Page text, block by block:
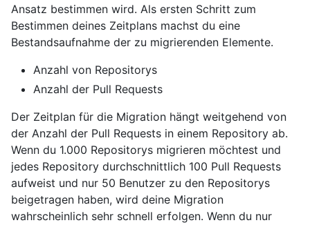
Ansatz bestimmen wird. Als ersten Schritt zum
Bestimmen deines Zeitplans machst du eine
Bestandsaufnahme der zu migrierenden Elemente.
Anzahl von Repositorys
Anzahl der Pull Requests
Der Zeitplan für die Migration hängt weitgehend von
der Anzahl der Pull Requests in einem Repository ab.
Wenn du 1.000 Repositorys migrieren möchtest und
jedes Repository durchschnittlich 100 Pull Requests
aufweist und nur 50 Benutzer zu den Repositorys
beigetragen haben, wird deine Migration
wahrscheinlich sehr schnell erfolgen. Wenn du nur